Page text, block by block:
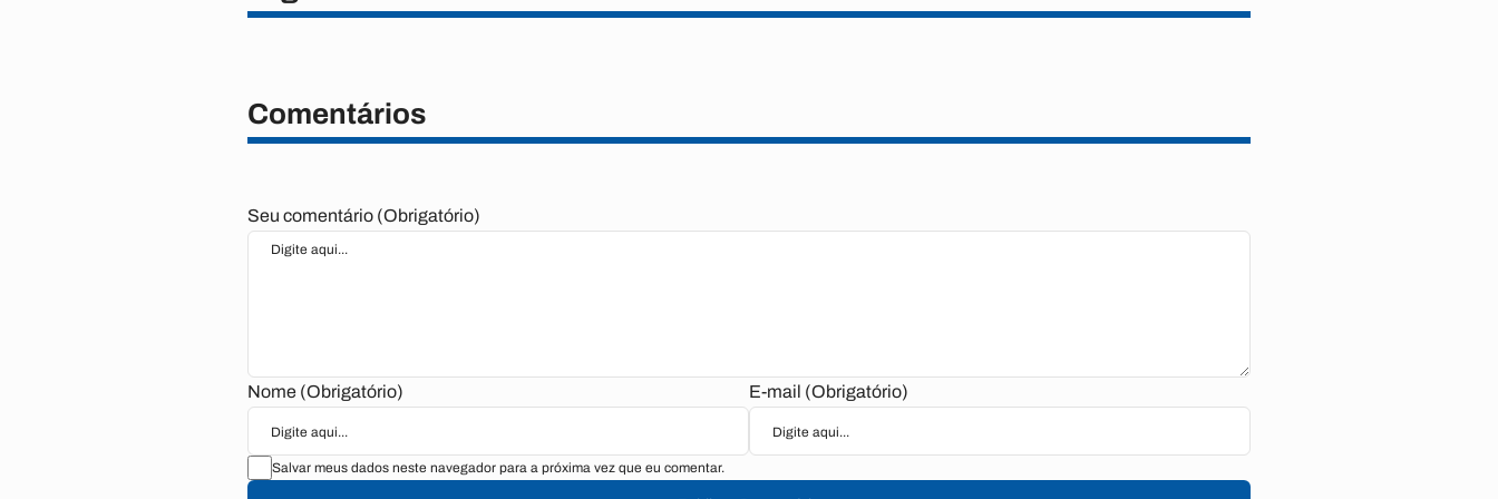
Comentários
Seu comentário (Obrigatório)
Nome (Obrigatório) E-mail (Obrigatório)
Salvar meus dados neste navegador para a próxima vez que eu comentar.